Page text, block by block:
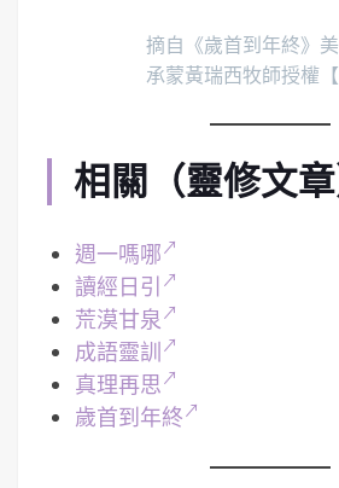
摘自《歲首到年終》
承蒙黃瑞西牧師授權
相關（靈修文章
週一嗎哪
讀經日引
荒漠甘泉
成語靈訓
真理再思
歲首到年終